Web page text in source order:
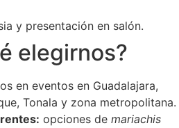
y presentación en salón.
elegirnos?
en eventos en Guadalajara,
Tonala y zona metropolitana.
opciones de mariachis